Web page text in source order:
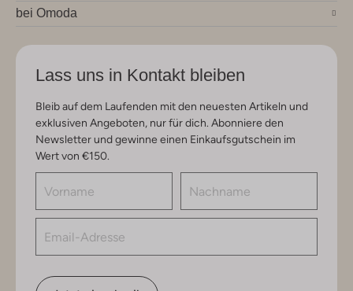
bei Omoda
Lass uns in Kontakt bleiben
Bleib auf dem Laufenden mit den neuesten Artikeln und
exklusiven Angeboten, nur für dich. Abonniere den
Newsletter und gewinne einen Einkaufsgutschein im
Wert von €150.